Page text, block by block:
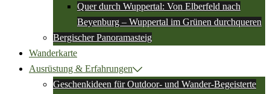
Quer durch Wuppertal: Von Elberfeld nach
Beyenburg – Wuppertal im Grünen durchqueren
Bergischer Panoramasteig
Wanderkarte
Ausrüstung & Erfahrungen
Geschenkideen für Outdoor- und Wander-Begeisterte